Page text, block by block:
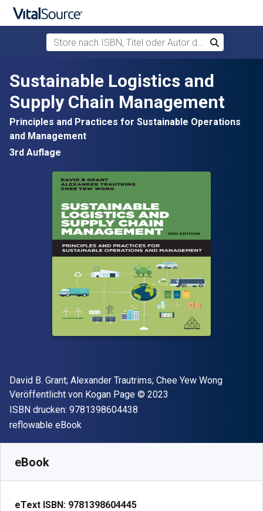
Zum Hauptinhalt springen
Store nach ISBN, Titel oder Autor durchsuchen
Suchen
Sustainable Logistics and
Supply Chain Management
Principles and Practices for Sustainable Operations
and Management
3rd Auflage
Autor(en)
David B. Grant; Alexander Trautrims; Chee Yew Wong
Verleger
Veröffentlicht von Kogan Page Copyright
© 2023
ISBN drucken: 9781398604438
Format
reflowable eBook
eBook
eText ISBN: 9781398604445